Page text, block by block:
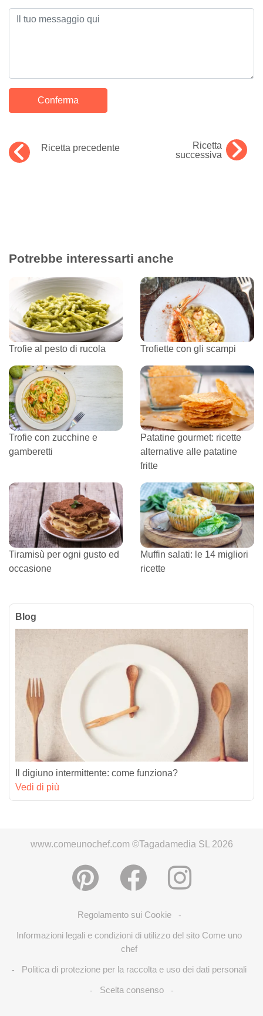
Ricetta precedente
Ricetta
successiva
Potrebbe interessarti anche
Trofie al pesto di rucola Trofiette con gli scampi
Trofie con zucchine e
gamberetti
Patatine gourmet: ricette
alternative alle patatine
fritte
Tiramisù per ogni gusto ed
occasione
Muffin salati: le 14 migliori
ricette
Blog
Il digiuno intermittente: come funziona?
Vedi di più
www.comeunochef.com ©Tagadamedia SL 2026
Regolamento sui Cookie -
Informazioni legali e condizioni di utilizzo del sito Come uno
chef
- Politica di protezione per la raccolta e uso dei dati personali
- Scelta consenso -